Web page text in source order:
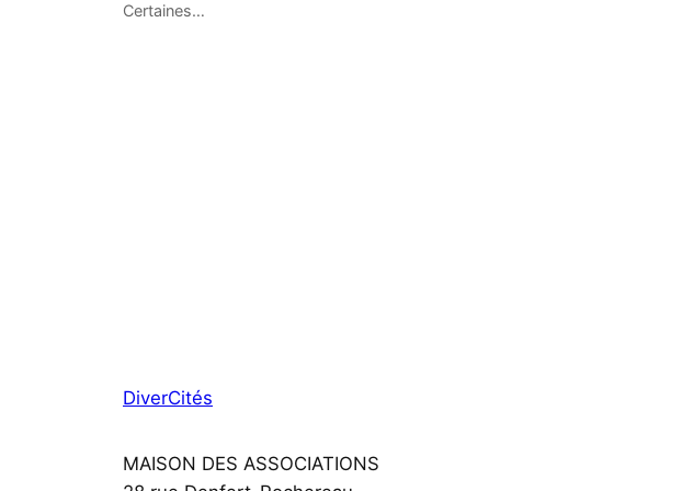
Certaines…
DiverCités
MAISON DES ASSOCIATIONS